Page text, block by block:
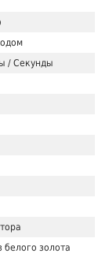
/ Секунды
белого золота